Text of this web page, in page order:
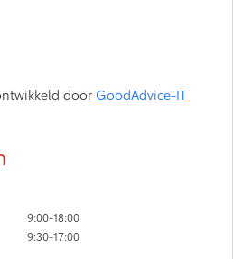
door GoodAdvice-IT
9:00-18:00
9:30-17:00